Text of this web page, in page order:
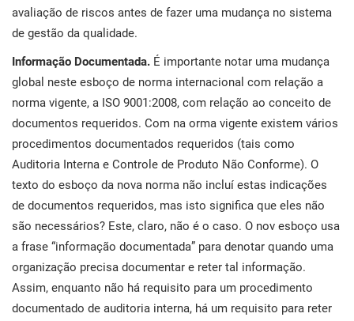
avaliação de riscos antes de fazer uma mudança no sistema
de gestão da qualidade.
Informação Documentada. É importante notar uma mudança
global neste esboço de norma internacional com relação a
norma vigente, a ISO 9001:2008, com relação ao conceito de
documentos requeridos. Com na orma vigente existem vários
procedimentos documentados requeridos (tais como
Auditoria Interna e Controle de Produto Não Conforme). O
texto do esboço da nova norma não incluí estas indicações
de documentos requeridos, mas isto significa que eles não
são necessários? Este, claro, não é o caso. O nov esboço usa
a frase “informação documentada” para denotar quando uma
organização precisa documentar e reter tal informação.
Assim, enquanto não há requisito para um procedimento
documentado de auditoria interna, há um requisito para reter